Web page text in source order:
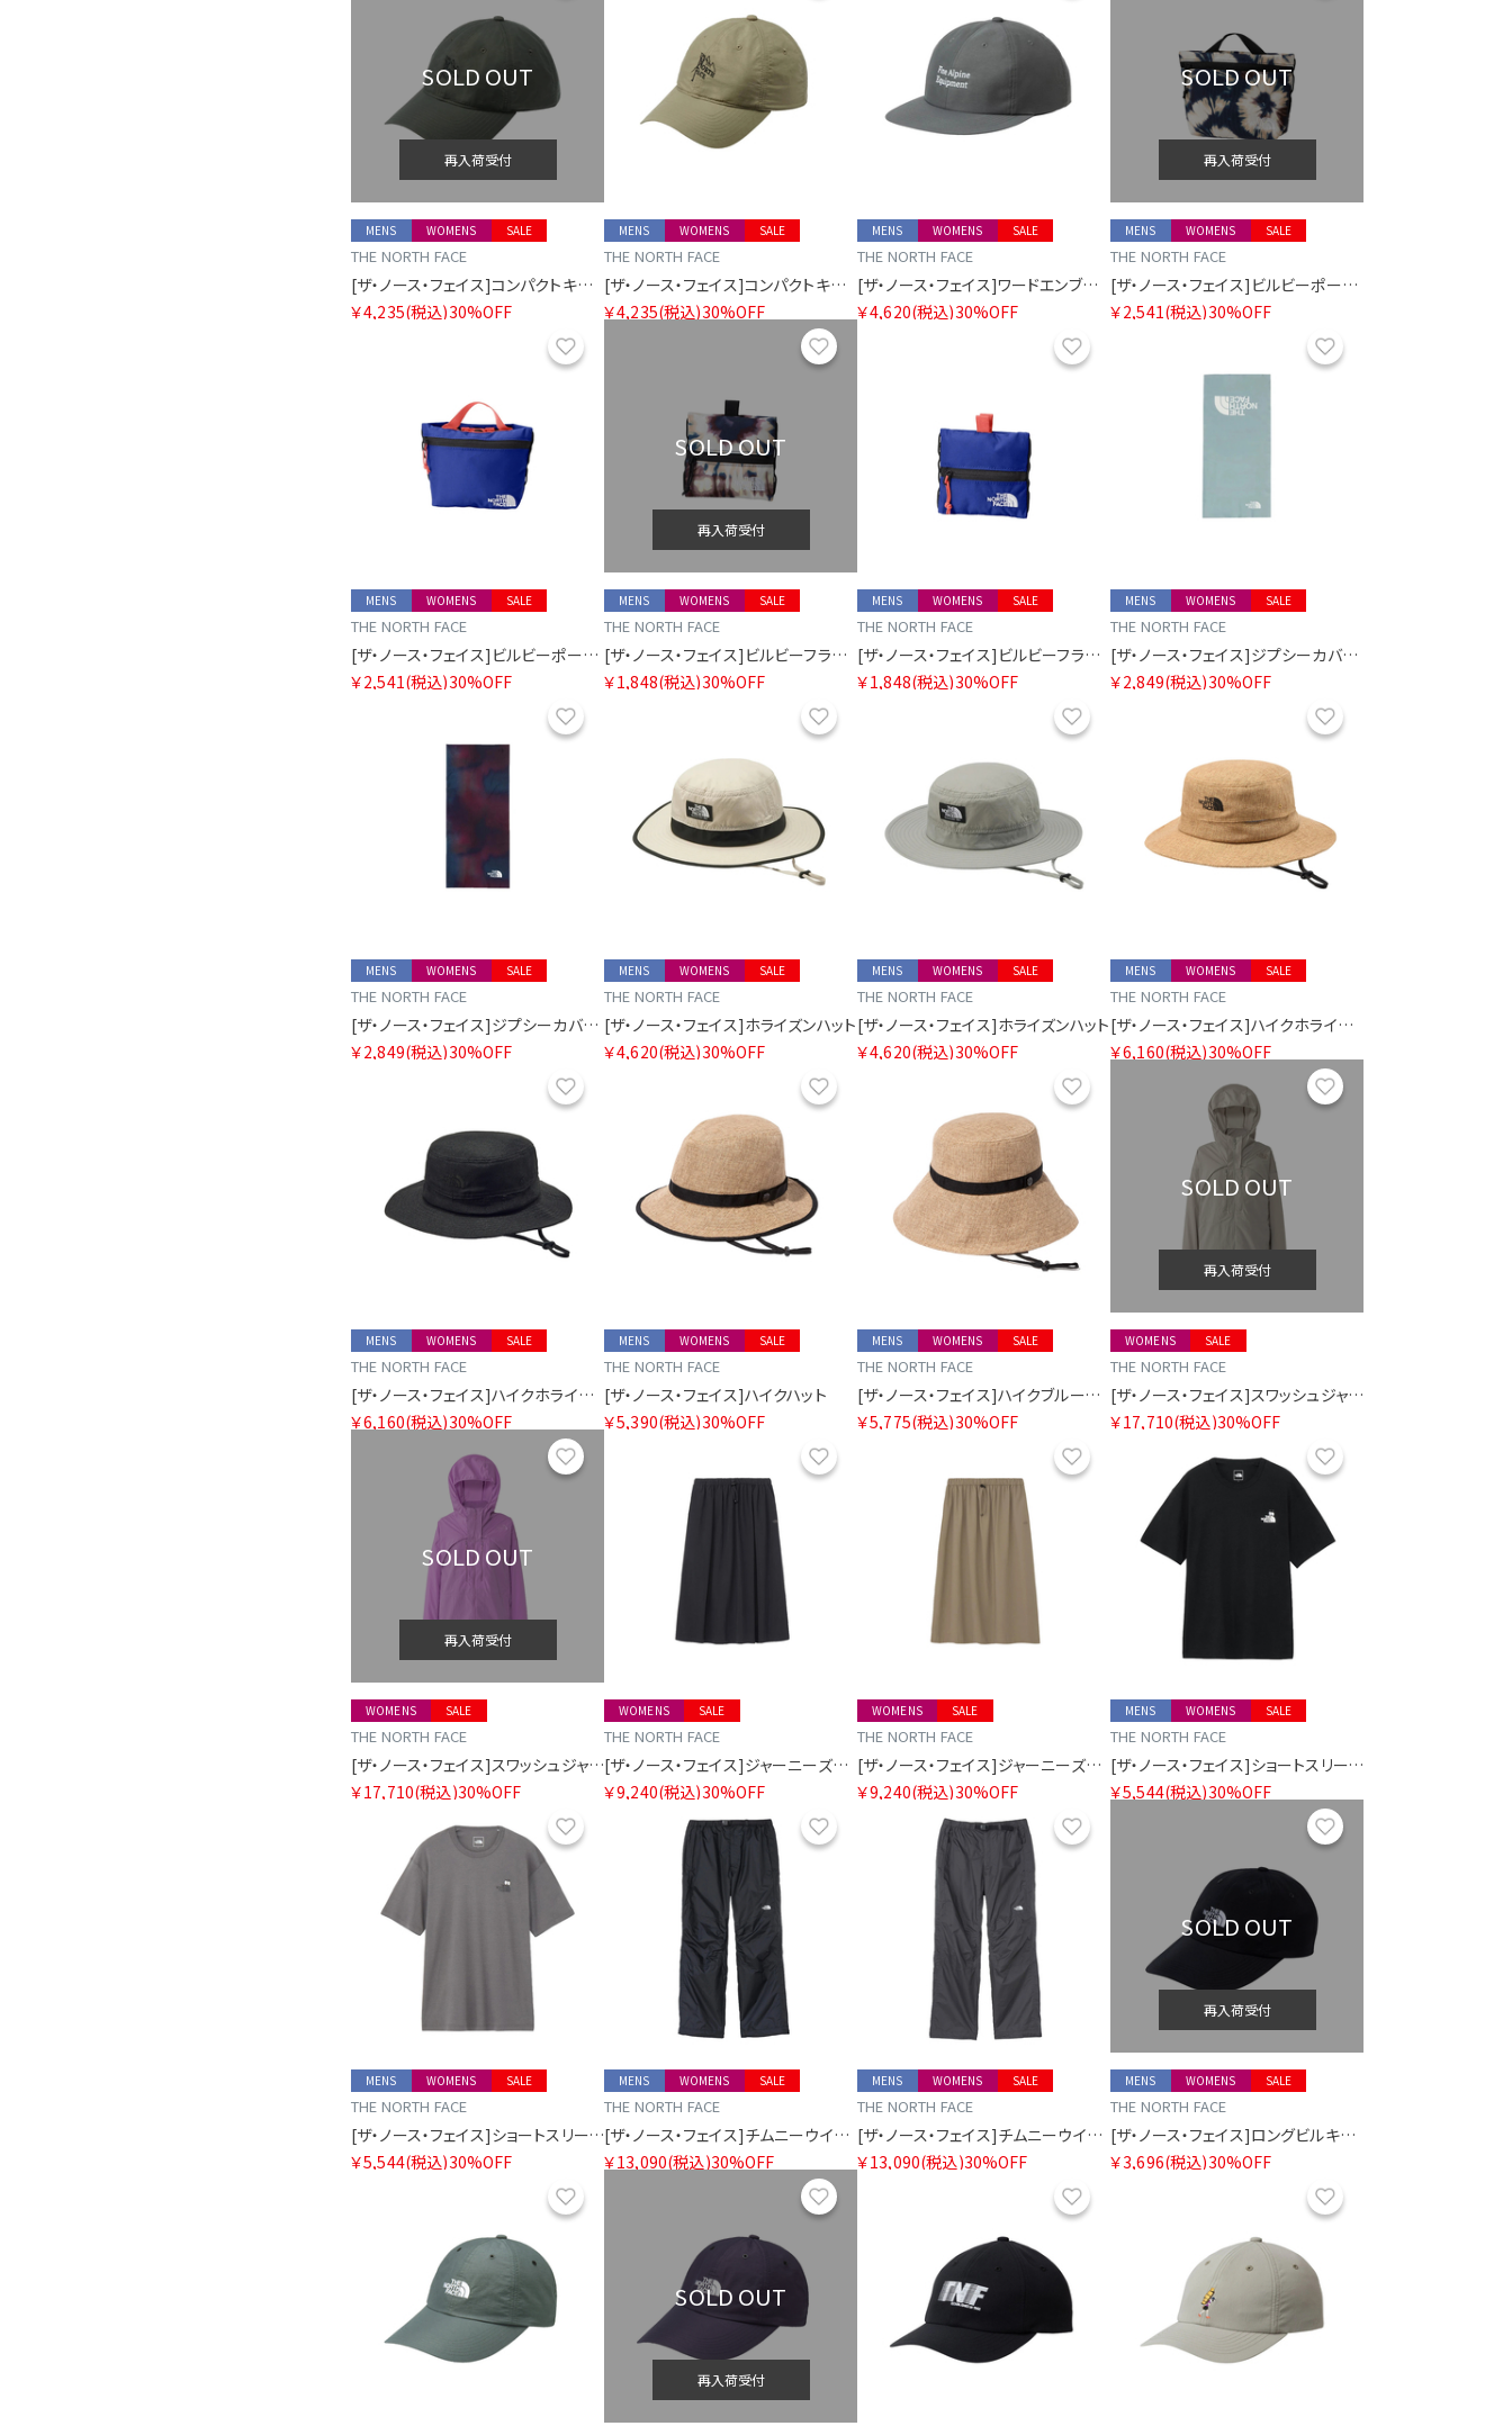
SOLD OUT
再入荷受付
SALE
MENS WOMENS
THE NORTH FACE
[ザ・ノース・フェイス]コンパクトキャップ
￥4,235(税込)30%OFF
SALE
MENS WOMENS
THE NORTH FACE
[ザ・ノース・フェイス]コンパクトキャップ
￥4,235(税込)30%OFF
SALE
MENS WOMENS
THE NORTH FACE
[ザ・ノース・フェイス]ワードエンブロイドシックスパネルキャップ
￥4,620(税込)30%OFF
SOLD OUT
再入荷受付
SALE
MENS WOMENS
THE NORTH FACE
[ザ・ノース・フェイス]ビルビーポーチM
￥2,541(税込)30%OFF
SALE
MENS WOMENS
THE NORTH FACE
[ザ・ノース・フェイス]ビルビーポーチM
￥2,541(税込)30%OFF
SOLD OUT
再入荷受付
SALE
MENS WOMENS
THE NORTH FACE
[ザ・ノース・フェイス]ビルビーフラットポーチS
￥1,848(税込)30%OFF
SALE
MENS WOMENS
THE NORTH FACE
[ザ・ノース・フェイス]ビルビーフラットポーチS
￥1,848(税込)30%OFF
SALE
MENS WOMENS
THE NORTH FACE
[ザ・ノース・フェイス]ジプシーカバーイット
￥2,849(税込)30%OFF
SALE
MENS WOMENS
THE NORTH FACE
[ザ・ノース・フェイス]ジプシーカバーイット
￥2,849(税込)30%OFF
SALE
MENS WOMENS
THE NORTH FACE
[ザ・ノース・フェイス]ホライズンハット
￥4,620(税込)30%OFF
SALE
MENS WOMENS
THE NORTH FACE
[ザ・ノース・フェイス]ホライズンハット
￥4,620(税込)30%OFF
SALE
MENS WOMENS
THE NORTH FACE
[ザ・ノース・フェイス]ハイクホライズンハット
￥6,160(税込)30%OFF
SALE
MENS WOMENS
THE NORTH FACE
[ザ・ノース・フェイス]ハイクホライズンハット
￥6,160(税込)30%OFF
SALE
MENS WOMENS
THE NORTH FACE
[ザ・ノース・フェイス]ハイクハット
￥5,390(税込)30%OFF
SALE
MENS WOMENS
THE NORTH FACE
[ザ・ノース・フェイス]ハイクブルームハット
￥5,775(税込)30%OFF
SOLD OUT
再入荷受付
SALE
WOMENS
THE NORTH FACE
[ザ・ノース・フェイス]スワッシュジャケット レディース
￥17,710(税込)30%OFF
SOLD OUT
再入荷受付
SALE
WOMENS
THE NORTH FACE
[ザ・ノース・フェイス]スワッシュジャケット レディース
￥17,710(税込)30%OFF
SALE
WOMENS
THE NORTH FACE
[ザ・ノース・フェイス]ジャーニーズギャザースカート
￥9,240(税込)30%OFF
SALE
WOMENS
THE NORTH FACE
[ザ・ノース・フェイス]ジャーニーズギャザースカート
￥9,240(税込)30%OFF
SALE
MENS WOMENS
THE NORTH FACE
[ザ・ノース・フェイス]ショートスリーブズーピッカーティー
￥5,544(税込)30%OFF
SALE
MENS WOMENS
THE NORTH FACE
[ザ・ノース・フェイス]ショートスリーブズーピッカーティー
￥5,544(税込)30%OFF
SALE
MENS WOMENS
THE NORTH FACE
[ザ・ノース・フェイス]チムニーウインドパンツ
￥13,090(税込)30%OFF
SALE
MENS WOMENS
THE NORTH FACE
[ザ・ノース・フェイス]チムニーウインドパンツ
￥13,090(税込)30%OFF
SOLD OUT
再入荷受付
SALE
MENS WOMENS
THE NORTH FACE
[ザ・ノース・フェイス]ロングビルキャップ
￥3,696(税込)30%OFF
SOLD OUT
再入荷受付